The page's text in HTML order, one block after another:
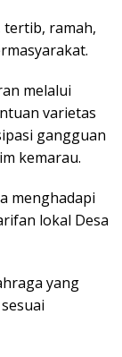
tertib, ramah,
melalui
varietas
gangguan
kemarau.
menghadapi
lokal Desa
yang